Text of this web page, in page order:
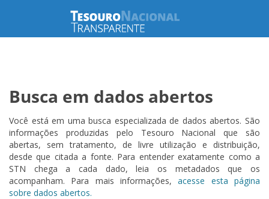
Busca em dados abertos
Você está em uma busca especializada de dados abertos. São
informações produzidas pelo Tesouro Nacional que são
abertas, sem tratamento, de livre utilização e distribuição,
desde que citada a fonte. Para entender exatamente como a
STN chega a cada dado, leia os metadados que os
acompanham. Para mais informações,acesse esta página
sobre dados abertos.